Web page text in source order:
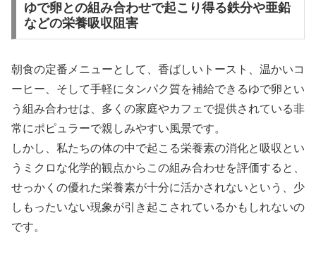
ゆで卵との組み合わせで起こり得る鉄分や亜鉛
などの栄養吸収阻害
朝食の定番メニューとして、香ばしいトースト、温かいコ
ーヒー、そして手軽にタンパク質を補給できるゆで卵とい
う組み合わせは、多くの家庭やカフェで提供されている非
常にポピュラーで親しみやすい風景です。
しかし、私たちの体の中で起こる栄養素の消化と吸収とい
うミクロな化学的観点からこの組み合わせを評価すると、
せっかくの優れた栄養素が十分に活かされないという、少
しもったいない現象が引き起こされているかもしれないの
です。